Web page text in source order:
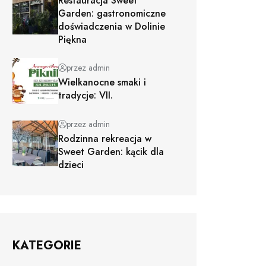
Garden: gastronomiczne
doświadczenia w Dolinie
Piękna
przez admin
Wielkanocne smaki i
tradycje: VII.
przez admin
Rodzinna rekreacja w
Sweet Garden: kącik dla
dzieci
KATEGORIE